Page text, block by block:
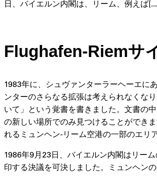
日、バイエルン内閣は、リーム、例えば[...]
Flughafen-Riemサ
1983年に、シュヴァンターラーヘーエに
ンターのさらなる拡張は考えられなくな
いて」という覚書を書きました。文書の
の新しい場所でのみ見つけることができ
れるミュンヘン-リーム空港の一部のエリ
1986年9月23日、バイエルン内閣はリー
印する決議を可決しました。ミュンヘンの